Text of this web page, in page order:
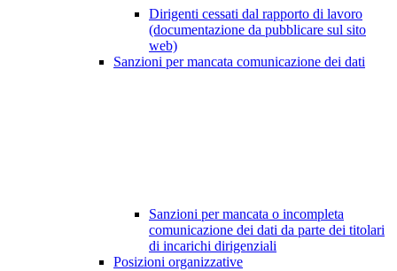
Dirigenti cessati dal rapporto di lavoro
(documentazione da pubblicare sul sito
web)
Sanzioni per mancata comunicazione dei dati
Sanzioni per mancata o incompleta
comunicazione dei dati da parte dei titolari
di incarichi dirigenziali
Posizioni organizzative